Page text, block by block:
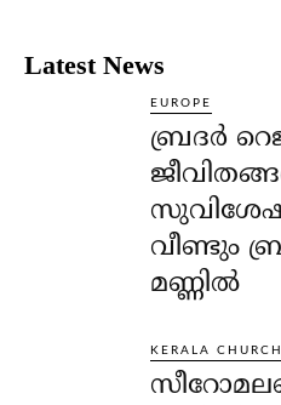
Latest News
EUROPE
ബ്രദർ
വീണ്ടും
മണ്ണിൽ
KERALA CHURCH